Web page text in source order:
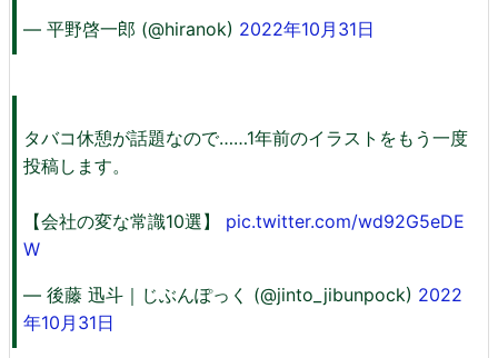
— 平野啓一郎 (@hiranok) 2022年10月31日
タバコ休憩が話題なので……1年前のイラストをもう一度
投稿します。
【会社の変な常識10選】 pic.twitter.com/wd92G5eDE
W
— 後藤 迅斗｜じぶんぽっく (@jinto_jibunpock) 2022
年10月31日